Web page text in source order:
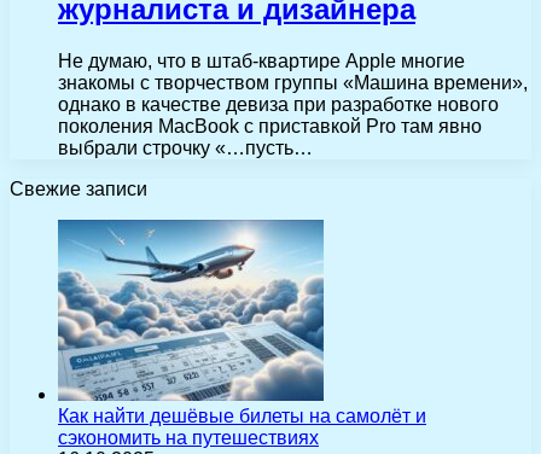
журналиста и дизайнера
Не думаю, что в штаб-квартире Apple многие
знакомы с творчеством группы «Машина времени»,
однако в качестве девиза при разработке нового
поколения MacBook c приставкой Pro там явно
выбрали строчку «…пусть…
Свежие записи
Как найти дешёвые билеты на самолёт и
сэкономить на путешествиях